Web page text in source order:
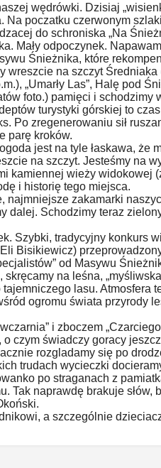
wędrówki. Dzisiaj
poczatku czerwonym
do schroniska „Na
Mały odpoczynek.
Śnieżnika, które
na szczyt Średniaka
„Umarły Las”, Halę pod
foto.) pamięci i schodzimy
turystyki górskiej to
Po zregenerowaniu sił
parę kroków.
jest na tyle łaskawa, że
na szczyt. Jesteśmy na
kamiennej wieży widokowej
i historię tego miejsca.
zakamarki
dalej. Schodzimy teraz
Szybki, tradycyjny konkurs
Bisikiewicz)
od Masywu
na leśna,
lasu. Atmosfera
ogromu świata przyrody
i zboczem
czym świadczy goracy
rozgladamy się po
trudach wycieczki
po straganach z
Tak naprawdę brakuje słów,
a szczególnie